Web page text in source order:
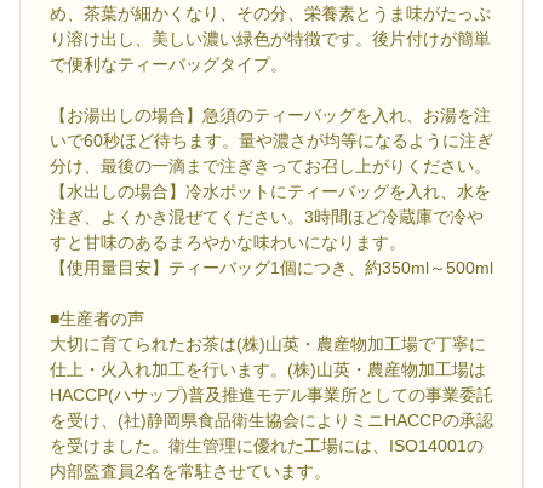
め、茶葉が細かくなり、その分、栄養素とうま味がたっぷ
り溶け出し、美しい濃い緑色が特徴です。後片付けが簡単
で便利なティーバッグタイプ。
【お湯出しの場合】急須のティーバッグを入れ、お湯を注
いで60秒ほど待ちます。量や濃さが均等になるように注ぎ
分け、最後の一滴まで注ぎきってお召し上がりください。
【水出しの場合】冷水ポットにティーバッグを入れ、水を
注ぎ、よくかき混ぜてください。3時間ほど冷蔵庫で冷や
すと甘味のあるまろやかな味わいになります。
【使用量目安】ティーバッグ1個につき、約350ml～500ml
■生産者の声
大切に育てられたお茶は(株)山英・農産物加工場で丁寧に
仕上・火入れ加工を行います。(株)山英・農産物加工場は
HACCP(ハサップ)普及推進モデル事業所としての事業委託
を受け、(社)静岡県食品衛生協会によりミニHACCPの承認
を受けました。衛生管理に優れた工場には、ISO14001の
内部監査員2名を常駐させています。